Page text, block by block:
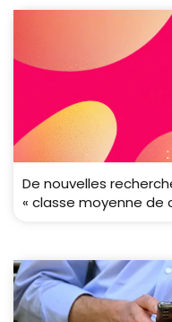
De nouvelles
« classe moyenne de